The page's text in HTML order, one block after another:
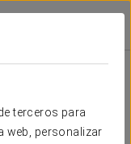
terceros para
web, personalizar
necesitas